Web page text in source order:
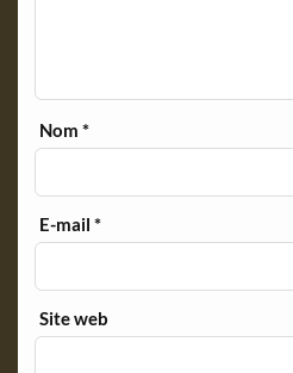
Nom*
E-mail*
Site web